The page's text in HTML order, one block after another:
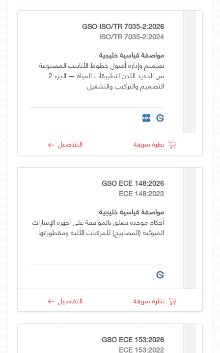
GSO ISO/TR 7035-2:2026
ISO/TR 7035-2:2024
مواصفة قياسية خليجية
تصميم وإدارة أصول خطوط الأنابيب المصنوعة
من الحديد اللدن لتطبيقات المياه — الجزء 2:
التصميم والتركيب والتشغيل
نظرة سريعة التفاصيل
GSO ECE 148:2026
ECE 148:2023
مواصفة قياسية خليجية
أحكام موحدة تتعلق بالموافقة على أجهزة الإشارات
الضوئية (المصابيح) للمركبات الآلية ومقطوراتها
نظرة سريعة التفاصيل
GSO ECE 153:2026
ECE 153:2022